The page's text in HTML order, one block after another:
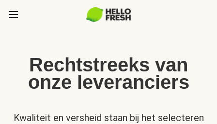
Rechtstreeks van
onze leveranciers
Kwaliteit en versheid staan bij het selecteren